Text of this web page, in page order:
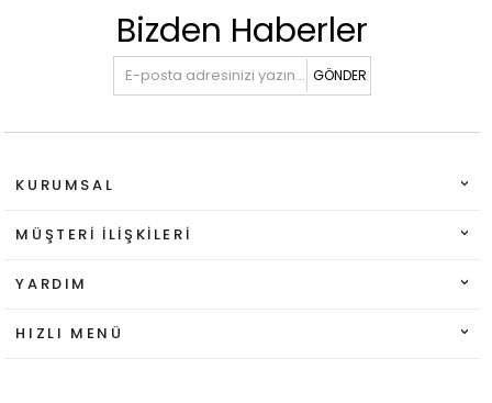
Bizden Haberler
GÖNDER
KURUMSAL
MÜŞTERI İLIŞKILERI
YARDIM
HIZLI MENÜ